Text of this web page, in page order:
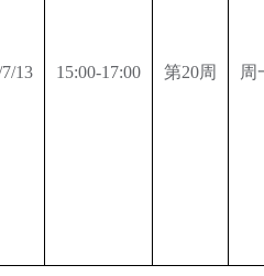
13 15:00-17:00 第20周 周